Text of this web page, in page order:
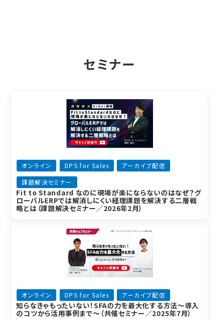
セミナー
オンライン DPS for Sales
アーカイブ配信
課題解決セミナー
Fit to Standard なのに現場が楽にならないのはなぜ？グ
ローバルERPでは解消しにくい経理課題を解決する二層戦
略とは（課題解決セミナー／2026年2月）
オンライン DPS for Sales アーカイブ配信
知らなきゃもったいない！SFAの力を最大化する方法～導入
のコツから活用事例まで～（共催セミナー／2025年7月）